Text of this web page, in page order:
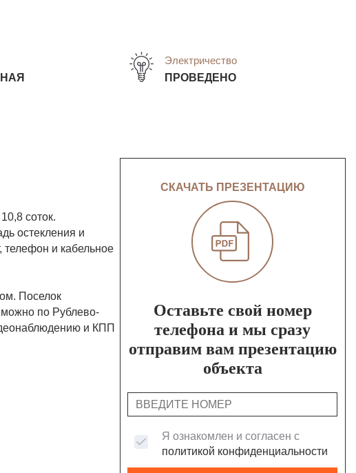
Электричество
ПРОВЕДЕНО
соток.
остекления и
телефон и кабельное
Поселок
по Рублево-
и КПП
СКАЧАТЬ ПРЕЗЕНТАЦИЮ
Оставьте свой номер
телефона и мы сразу
отправим вам презентацию
объекта
Я ознакомлен и согласен с
политикой конфиденциальности